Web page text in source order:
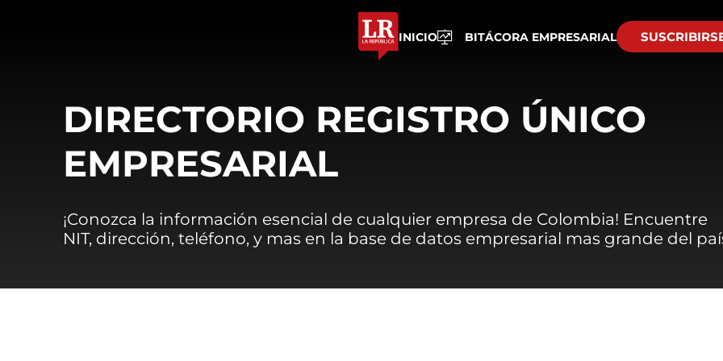
INICIO BITÁCORA EMPRESARIAL
DIRECTORIO REGISTRO ÚNICO
EMPRESARIAL
¡Conozca la información esencial de cualquier empresa de Colombia! Encuentre
NIT, dirección, teléfono, y mas en la base de datos empresarial mas grande del